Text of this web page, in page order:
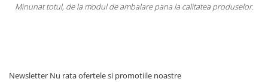
la calitatea produselor.
Totul la superlativ! Produsul, fix
Newsletter Nu rata ofertele si promotiile noastre